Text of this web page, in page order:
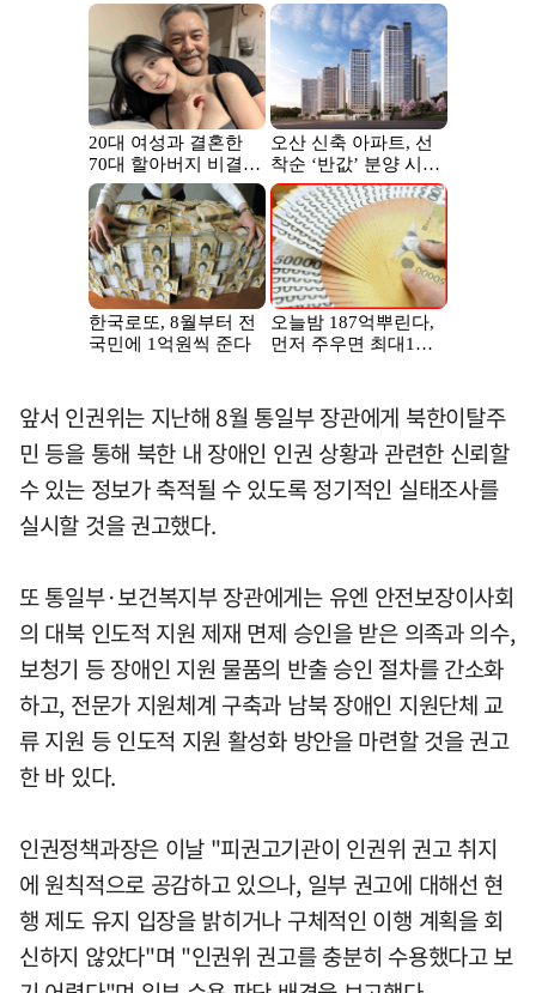
앞서 인권위는 지난해 8월 통일부 장관에게 북한이탈주
민 등을 통해 북한 내 장애인 인권 상황과 관련한 신뢰할
수 있는 정보가 축적될 수 있도록 정기적인 실태조사를
실시할 것을 권고했다.
또 통일부·보건복지부 장관에게는 유엔 안전보장이사회
의 대북 인도적 지원 제재 면제 승인을 받은 의족과 의수,
보청기 등 장애인 지원 물품의 반출 승인 절차를 간소화
하고, 전문가 지원체계 구축과 남북 장애인 지원단체 교
류 지원 등 인도적 지원 활성화 방안을 마련할 것을 권고
한 바 있다.
인권정책과장은 이날 "피권고기관이 인권위 권고 취지
에 원칙적으로 공감하고 있으나, 일부 권고에 대해선 현
행 제도 유지 입장을 밝히거나 구체적인 이행 계획을 회
신하지 않았다"며 "인권위 권고를 충분히 수용했다고 보